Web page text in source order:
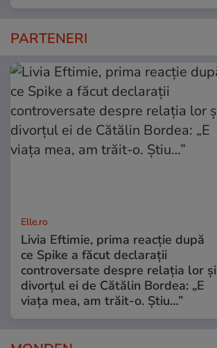
PARTENERI
Elle.ro
Livia Eftimie, prima reacție după
ce Spike a făcut declarații
controversate despre relația lor și
divorțul ei de Cătălin Bordea: „E
viața mea, am trăit-o. Știu…”